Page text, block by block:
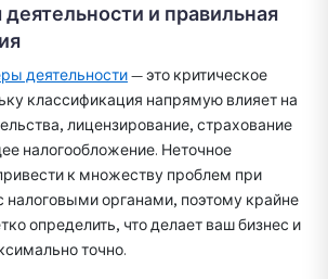
и правильная
деятельности— это критическое
классификация напрямую влияет на
лицензирование, страхование
налогообложение. Неточное
к множеству проблем при
налоговыми органами, поэтому крайне
определить, что делает ваш бизнес и
точно.